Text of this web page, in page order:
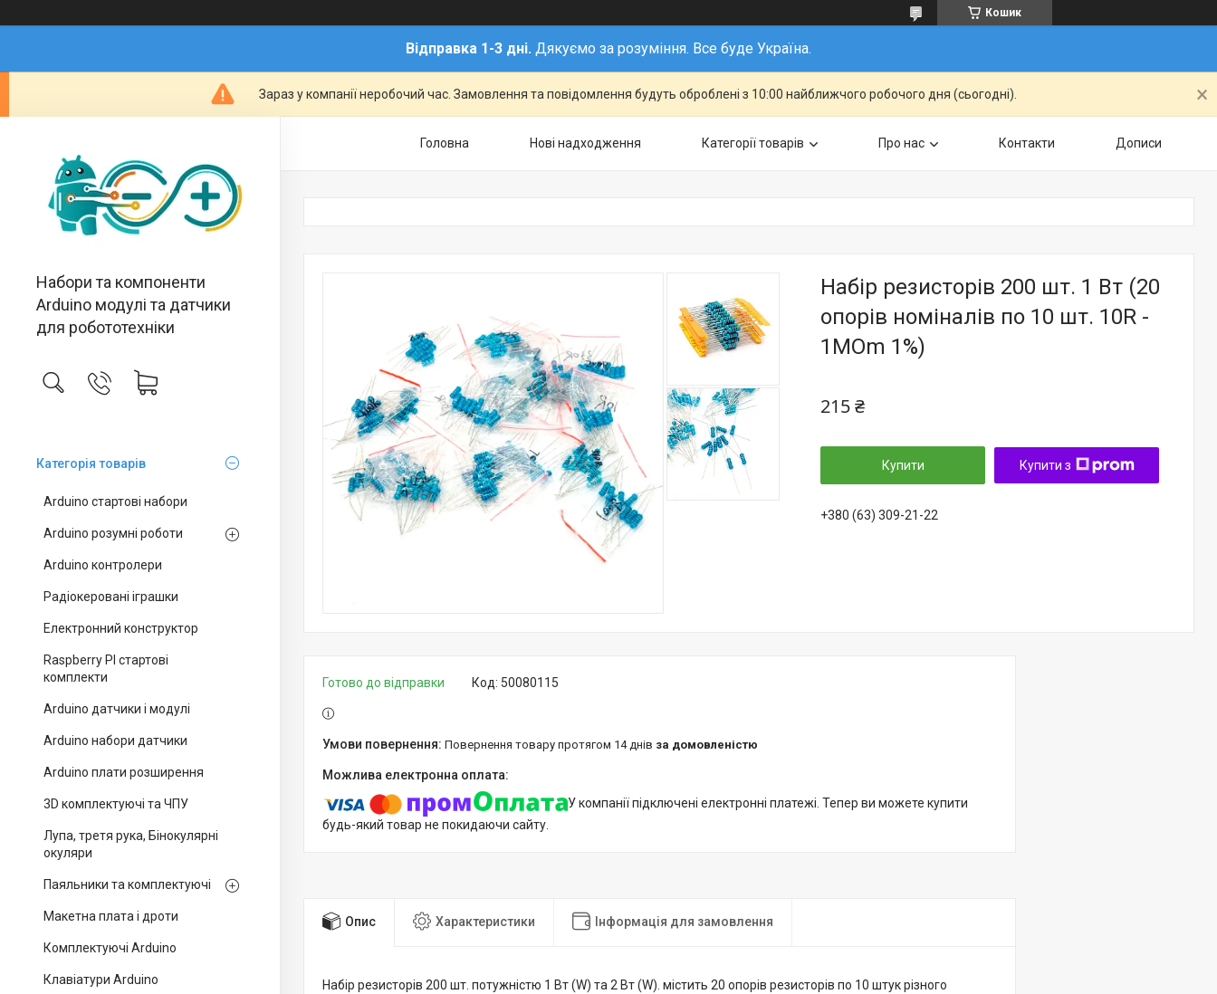
Кошик
Відправка 1-3 дні. Дякуємо за розуміння. Все буде Україна.
Зараз у компанії неробочий час. Замовлення та повідомлення будуть оброблені з 10:00 найближчого робочого дня (сьогодні).
Набори та компоненти
Arduino модулі та датчики
для робототехніки
Категорія товарів
Arduino стартові набори
Arduino розумні роботи
Arduino контролери
Радіокеровані іграшки
Електронний конструктор
Raspberry PI стартові
комплекти
Arduino датчики і модулі
Arduino набори датчики
Arduino плати розширення
3D комплектуючі та ЧПУ
Лупа, третя рука, Бінокулярні
окуляри
Паяльники та комплектуючі
Макетна плата і дроти
Комплектуючі Arduino
Клавіатури Arduino
Головна Нові надходження Категорії товарів Про нас Контакти Дописи
Набір резисторів 200 шт. 1 Вт (20
опорів номіналів по 10 шт. 10R -
1МOm 1%)
215 ₴
Купити Купити з
+380 (63) 309-21-22
Готово до відправки Код: 50080115
повернення товару протягом 14 днів за домовленістю
У компанії підключені електронні платежі. Тепер ви можете купити
будь-який товар не покидаючи сайту.
Опис Характеристики Інформація для замовлення
Набір резисторів 200 шт. потужністю 1 Вт (W) та 2 Вт (W). містить 20 опорів резисторів по 10 штук різного